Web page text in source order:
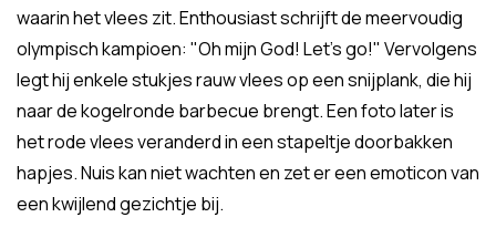
waarin het vlees zit. Enthousiast schrijft de meervoudig
olympisch kampioen: "Oh mijn God! Let's go!" Vervolgens
legt hij enkele stukjes rauw vlees op een snijplank, die hij
naar de kogelronde barbecue brengt. Een foto later is
het rode vlees veranderd in een stapeltje doorbakken
hapjes. Nuis kan niet wachten en zet er een emoticon van
een kwijlend gezichtje bij.